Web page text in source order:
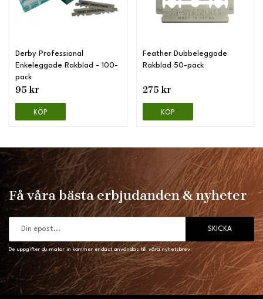
Derby Professional
Enkeleggade Rakblad - 100-
pack
95 kr
KÖP
Feather Dubbeleggade
Rakblad 50-pack
275 kr
KÖP
Få våra bästa erbjudanden & nyheter
SKICKA
De uppgifter du matar in kommer endast användas till våra nyhetsbrev.